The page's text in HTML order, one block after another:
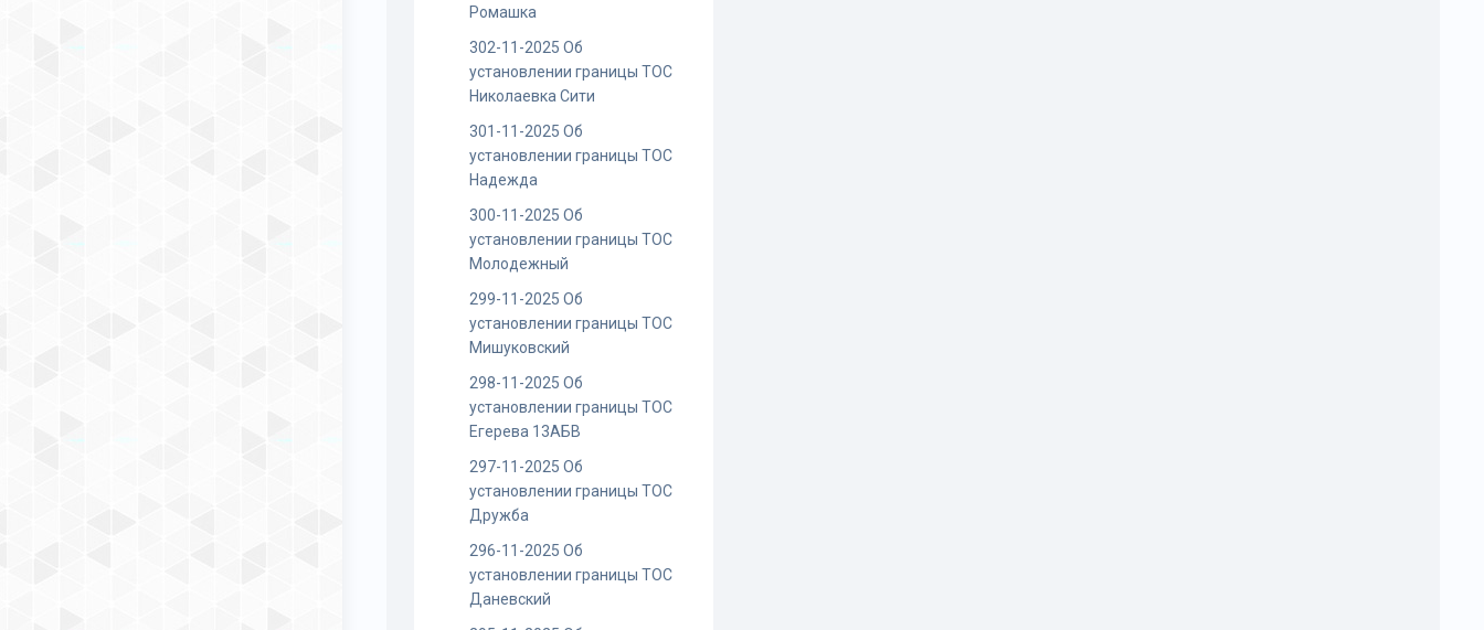
Ромашка
302-11-2025 Об
установлении границы ТОС
Николаевка Сити
301-11-2025 Об
установлении границы ТОС
Надежда
300-11-2025 Об
установлении границы ТОС
Молодежный
299-11-2025 Об
установлении границы ТОС
Мишуковский
298-11-2025 Об
установлении границы ТОС
Егерева 13АБВ
297-11-2025 Об
установлении границы ТОС
Дружба
296-11-2025 Об
установлении границы ТОС
Даневский